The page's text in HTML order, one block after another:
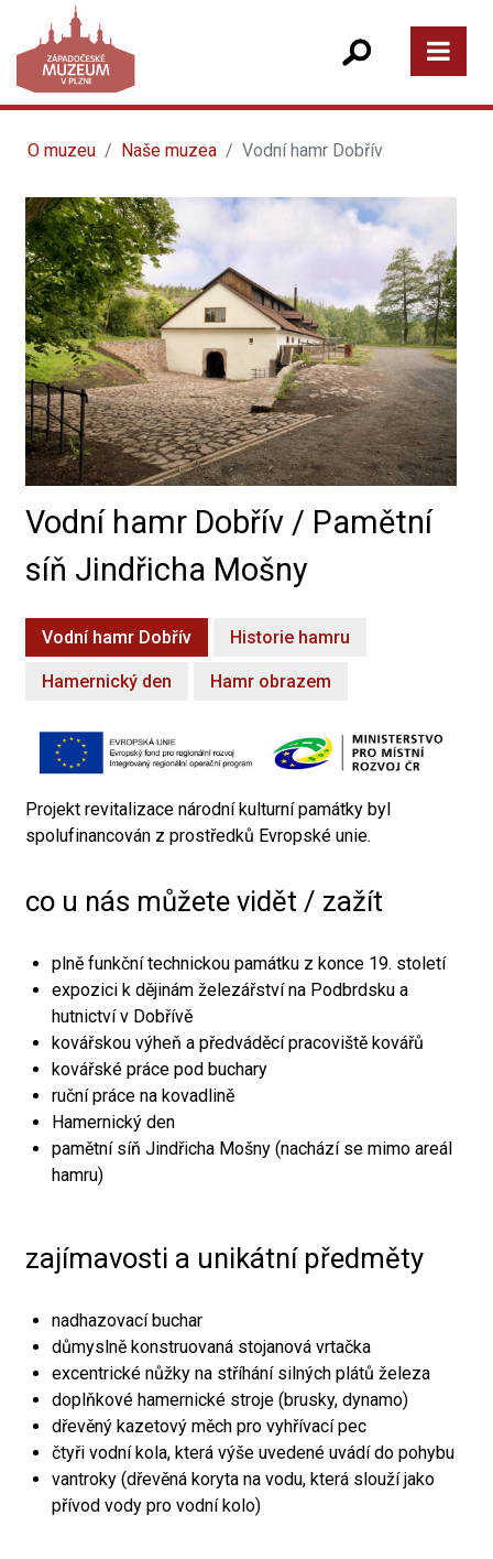
O muzeu Naše muzea Vodní hamr Dobřív
Vodní hamr Dobřív / Pamětní
síň Jindřicha Mošny
Vodní hamr Dobřív Historie hamru
Hamernický den Hamr obrazem
Projekt revitalizace národní kulturní památky byl
spolufinancován z prostředků Evropské unie.
co u nás můžete vidět / zažít
plně funkční technickou památku z konce 19. století
expozici k dějinám železářství na Podbrdsku a
hutnictví v Dobřívě
kovářskou výheň a předváděcí pracoviště kovářů
kovářské práce pod buchary
ruční práce na kovadlině
Hamernický den
pamětní síň Jindřicha Mošny (nachází se mimo areál
hamru)
zajímavosti a unikátní předměty
nadhazovací buchar
důmyslně konstruovaná stojanová vrtačka
excentrické nůžky na stříhání silných plátů železa
doplňkové hamernické stroje (brusky, dynamo)
dřevěný kazetový měch pro vyhřívací pec
čtyři vodní kola, která výše uvedené uvádí do pohybu
vantroky (dřevěná koryta na vodu, která slouží jako
přívod vody pro vodní kolo)